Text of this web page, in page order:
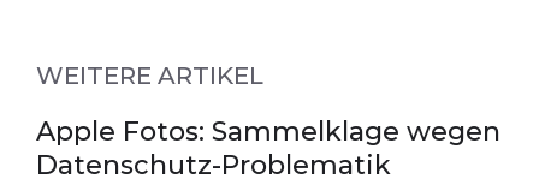
WEITERE ARTIKEL
Apple Fotos: Sammelklage wegen
Datenschutz-Problematik